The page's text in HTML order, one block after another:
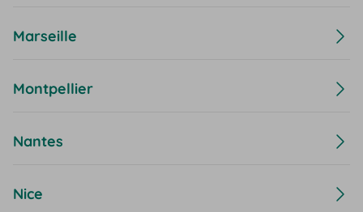
Marseille
Montpellier
Nantes
Nice